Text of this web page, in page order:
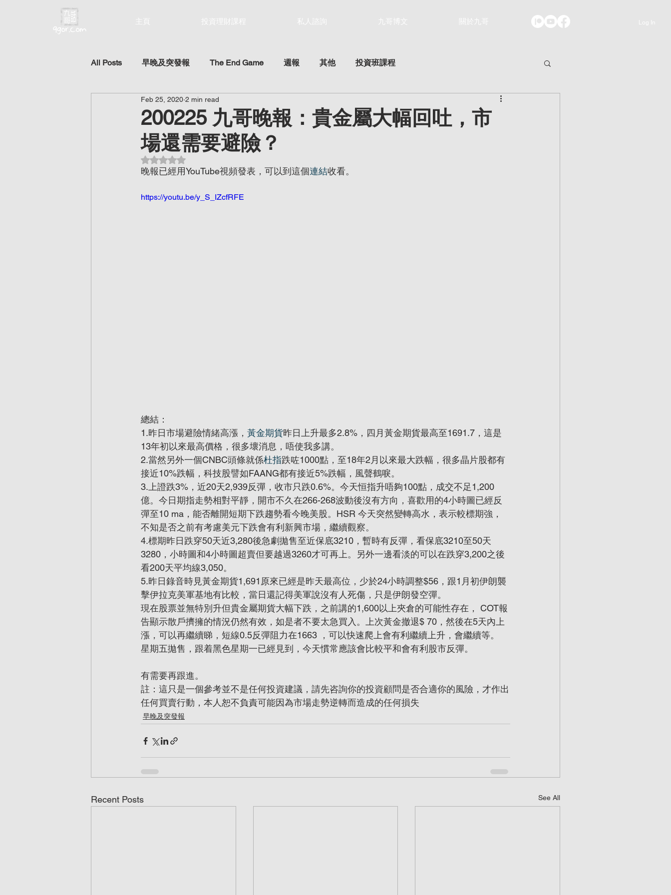
主頁 投資理財課程 私人諮詢 九哥博文 關於九哥 Log In
All Posts 早晚及突發報 The End Game 週報 其他 投資班課程
200225 九哥晚報：貴金屬大幅回吐，市
場還需要避險？
Feb 25, 2020 2 min read
Rated NaN out of 5 stars.
晚報已經用YouTube視頻發表，可以到這個連結收看。
https://youtu.be/y_S_IZcfRFE
總結：
1.昨日市場避險情緒高漲， 黃金期貨昨日上升最多2.8%，四月黃金期貨最高至1691.7，這是
13年初以來最高價格，很多壞消息，唔使我多講。
2.當然另外一個CNBC頭條就係杜指跌咗1000點，至18年2月以來最大跌幅，很多晶片股都有
接近10%跌幅，科技股譬如FAANG都有接近5%跌幅，風聲鶴唳。
3.上證跌3%，近20天2,939反彈，收市只跌0.6%。今天恒指升唔夠100點，成交不足1,200
億。今日期指走勢相對平靜，開市不久在266-268波動後沒有方向，喜歡用的4小時圖已經反
彈至10 ma，能否離開短期下跌趨勢看今晚美股。HSR 今天突然變轉高水，表示較標期強，
不知是否之前有考慮美元下跌會有利新興市場，繼續觀察。
4.標期昨日跌穿50天近3,280後急劇拋售至近保底3210，暫時有反彈，看保底3210至50天
3280，小時圖和4小時圖超賣但要越過3260才可再上。另外一邊看淡的可以在跌穿3,200之後
看200天平均線3,050。
5.昨日錄音時見黃金期貨1,691原來已經是昨天最高位，少於24小時調整$56，跟1月初伊朗襲
擊伊拉克美軍基地有比較，當日還記得美軍說沒有人死傷，只是伊朗發空彈。
現在股票並無特別升但貴金屬期貨大幅下跌，之前講的1,600以上夾倉的可能性存在， COT報
告顯示散戶擠擁的情況仍然有效，如是者不要太急買入。上次黃金撤退$ 70，然後在5天內上
漲，可以再繼續睇，短線0.5反彈阻力在1663 ，可以快速爬上會有利繼續上升，會繼續等。
星期五拋售，跟着黑色星期一已經見到，今天慣常應該會比較平和會有利股市反彈。
有需要再跟進。
註：這只是一個參考並不是任何投資建議，請先咨詢你的投資顧問是否合適你的風險，才作出
任何買賣行動，本人恕不負責可能因為市場走勢逆轉而造成的任何損失
早晚及突發報
Recent Posts See All